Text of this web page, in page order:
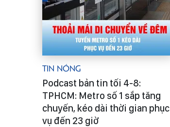
Tin Nóng
Podcast bản tin tối 4-8:
TPHCM: Metro số 1 sắp tăng
chuyến, kéo dài thời gian phục
vụ đến 23 giờ